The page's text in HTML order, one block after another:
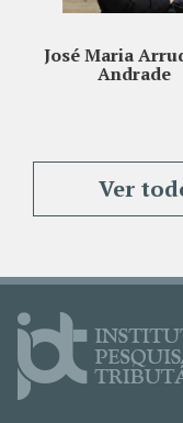
de Pedro
Ver